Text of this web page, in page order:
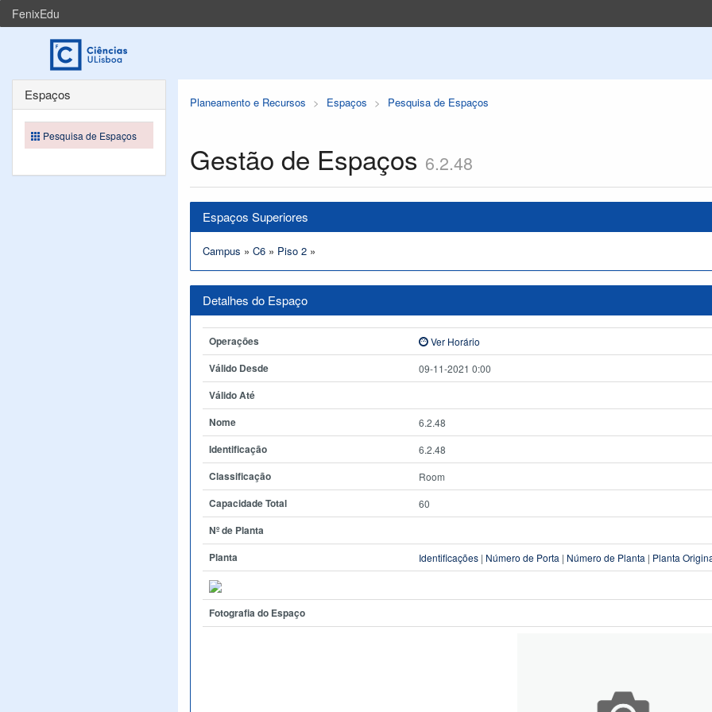
FenixEdu
Planeamento e Recursos Espaços Pesquisa de Espaços
Gestão de Espaços 6.2.48
Espaços Superiores
Campus » C6 » Piso 2 »
Detalhes do Espaço
Operações Ver Horário
Válido Desde 09-11-2021 0:00
Válido Até
Nome
6.2.48
Identificação 6.2.48
Classificação Room
Capacidade Total 60
Nº de Planta
Planta
Identificações | Número de Porta | Número de Planta | Planta
Fotografia do Espaço
Espaços
Pesquisa de Espaços